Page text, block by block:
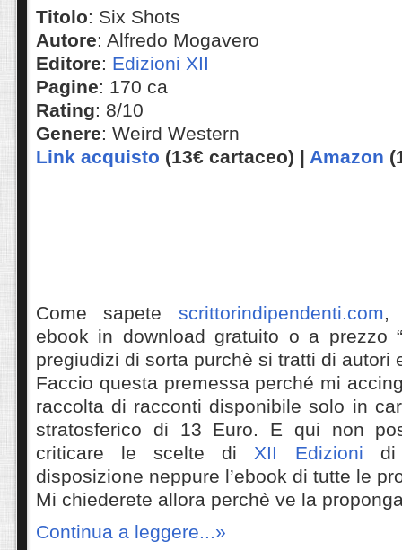
Titolo: Six Shots
Autore: Alfredo Mogavero
Editore: Edizioni XII
Pagine: 170 ca
Rating: 8/10
Genere: Weird Western
Link acquisto (13€ cartaceo) | Amazon
Come sapete scrittorindipendenti.com,
ebook in download gratuito o a prezzo
pregiudizi di sorta purchè si tratti di autori
Faccio questa premessa perché mi
raccolta di racconti disponibile solo in
stratosferico di 13 Euro. E qui non
criticare le scelte di XII Edizioni di
disposizione neppure l’ebook di tutte le
Mi chiederete allora perchè ve la
Continua a leggere...»